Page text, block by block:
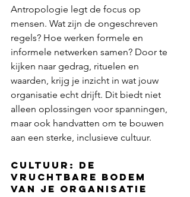
Antropologie legt de focus op
mensen. Wat zijn de ongeschreven
regels? Hoe werken formele en
informele netwerken samen? Door te
kijken naar gedrag, rituelen en
waarden, krijg je inzicht in wat jouw
organisatie echt drijft. Dit biedt niet
alleen oplossingen voor spanningen,
maar ook handvatten om te bouwen
aan een sterke, inclusieve cultuur.
Cultuur: De
vruchtbare bodem
van je organisatie